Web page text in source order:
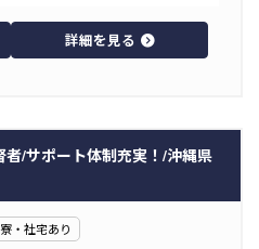
詳細を見る
/サポート体制充実！/沖縄県
寮・社宅あり